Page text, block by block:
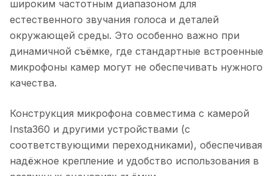
широким частотным диапазоном для
естественного звучания голоса и деталей
окружающей среды. Это особенно важно при
динамичной съёмке, где стандартные встроенные
микрофоны камер могут не обеспечивать нужного
качества.
Конструкция микрофона совместима с камерой
Insta360 и другими устройствами (с
соответствующими переходниками), обеспечивая
надёжное крепление и удобство использования в